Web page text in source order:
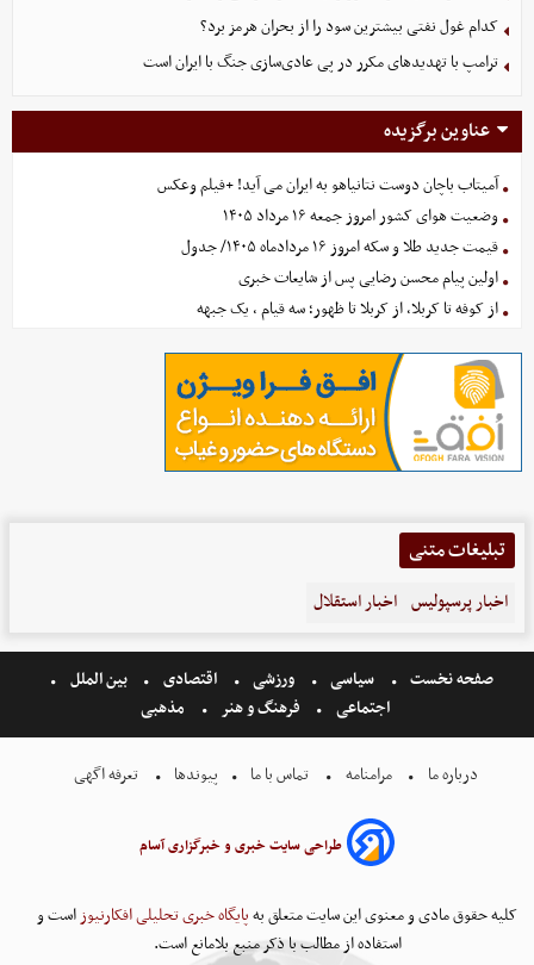
کدام غول نفتی بیشترین سود را از بحران هرمز برد؟
ترامپ با تهدیدهای مکرر در پی عادی‌سازی جنگ با ایران است
عناوین برگزیده
آمیتاب باچان دوست نتانیاهو به ایران می آید! +فیلم وعکس
وضعیت هوای کشور امروز جمعه ۱۶ مرداد ۱۴۰۵
قیمت جدید طلا و سکه امروز ۱۶ مردادماه ۱۴۰۵/ جدول
اولین پیام محسن رضایی پس از شایعات خبری
از کوفه تا کربلا، از کربلا تا ظهور؛ سه قیام ، یک جبهه
تبلیغات متنی
اخبار پرسپولیس اخبار استقلال
صفحه نخست سیاسی ورزشی اقتصادی
بین الملل
اجتماعی
فرهنگ و هنر مذهبی
درباره ما مرامنامه تماس با ما پیوندها تعرفه اگهی
طراحی سایت خبری و خبرگزاری آسام
کلیه حقوق مادی و معنوی این سایت متعلق بهپایگاه خبری تحلیلی افکارنیوزاست و
استفاده از مطالب با ذکر منبع بلامانع است.